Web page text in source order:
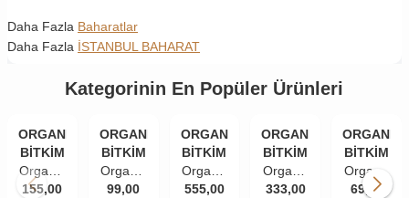
Daha Fazla Baharatlar
Daha Fazla İSTANBUL BAHARAT
Kategorinin En Popüler Ürünleri
ORGANİK
BİTKİM
Organik
Bitkim
155,00
ORGANİK
BİTKİM
Organik
Bitkim
99,00
ORGANİK
BİTKİM
Organik
Bitkim
555,00
ORGANİK
BİTKİM
Organik
Bitkim
333,00
ORGANİK
BİTKİM
Organik
Bitkim
69,00